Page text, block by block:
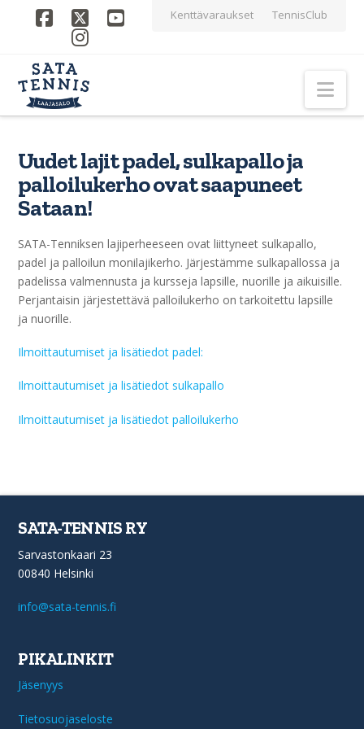
Kenttävaraukset TennisClub
Facebook
X YouTube
Instagram
Uudet lajit padel, sulkapallo ja
palloilukerho ovat saapuneet
Sataan!
SATA-Tenniksen lajiperheeseen ovat liittyneet sulkapallo,
padel ja palloilun monilajikerho. Järjestämme sulkapallossa ja
padelissa valmennusta ja kursseja lapsille, nuorille ja aikuisille.
Perjantaisin järjestettävä palloilukerho on tarkoitettu lapsille
ja nuorille.
Ilmoittautumiset ja lisätiedot padel:
Ilmoittautumiset ja lisätiedot sulkapallo
Ilmoittautumiset ja lisätiedot palloilukerho
SATA-TENNIS RY
Sarvastonkaari 23
00840 Helsinki
info@sata-tennis.fi
PIKALINKIT
Jäsenyys
Tietosuojaseloste